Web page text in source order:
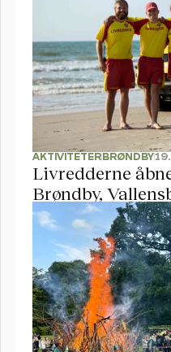
AKTIVITETER BRØNDBY
Livredderne
Brøndby,
Hundige Strand